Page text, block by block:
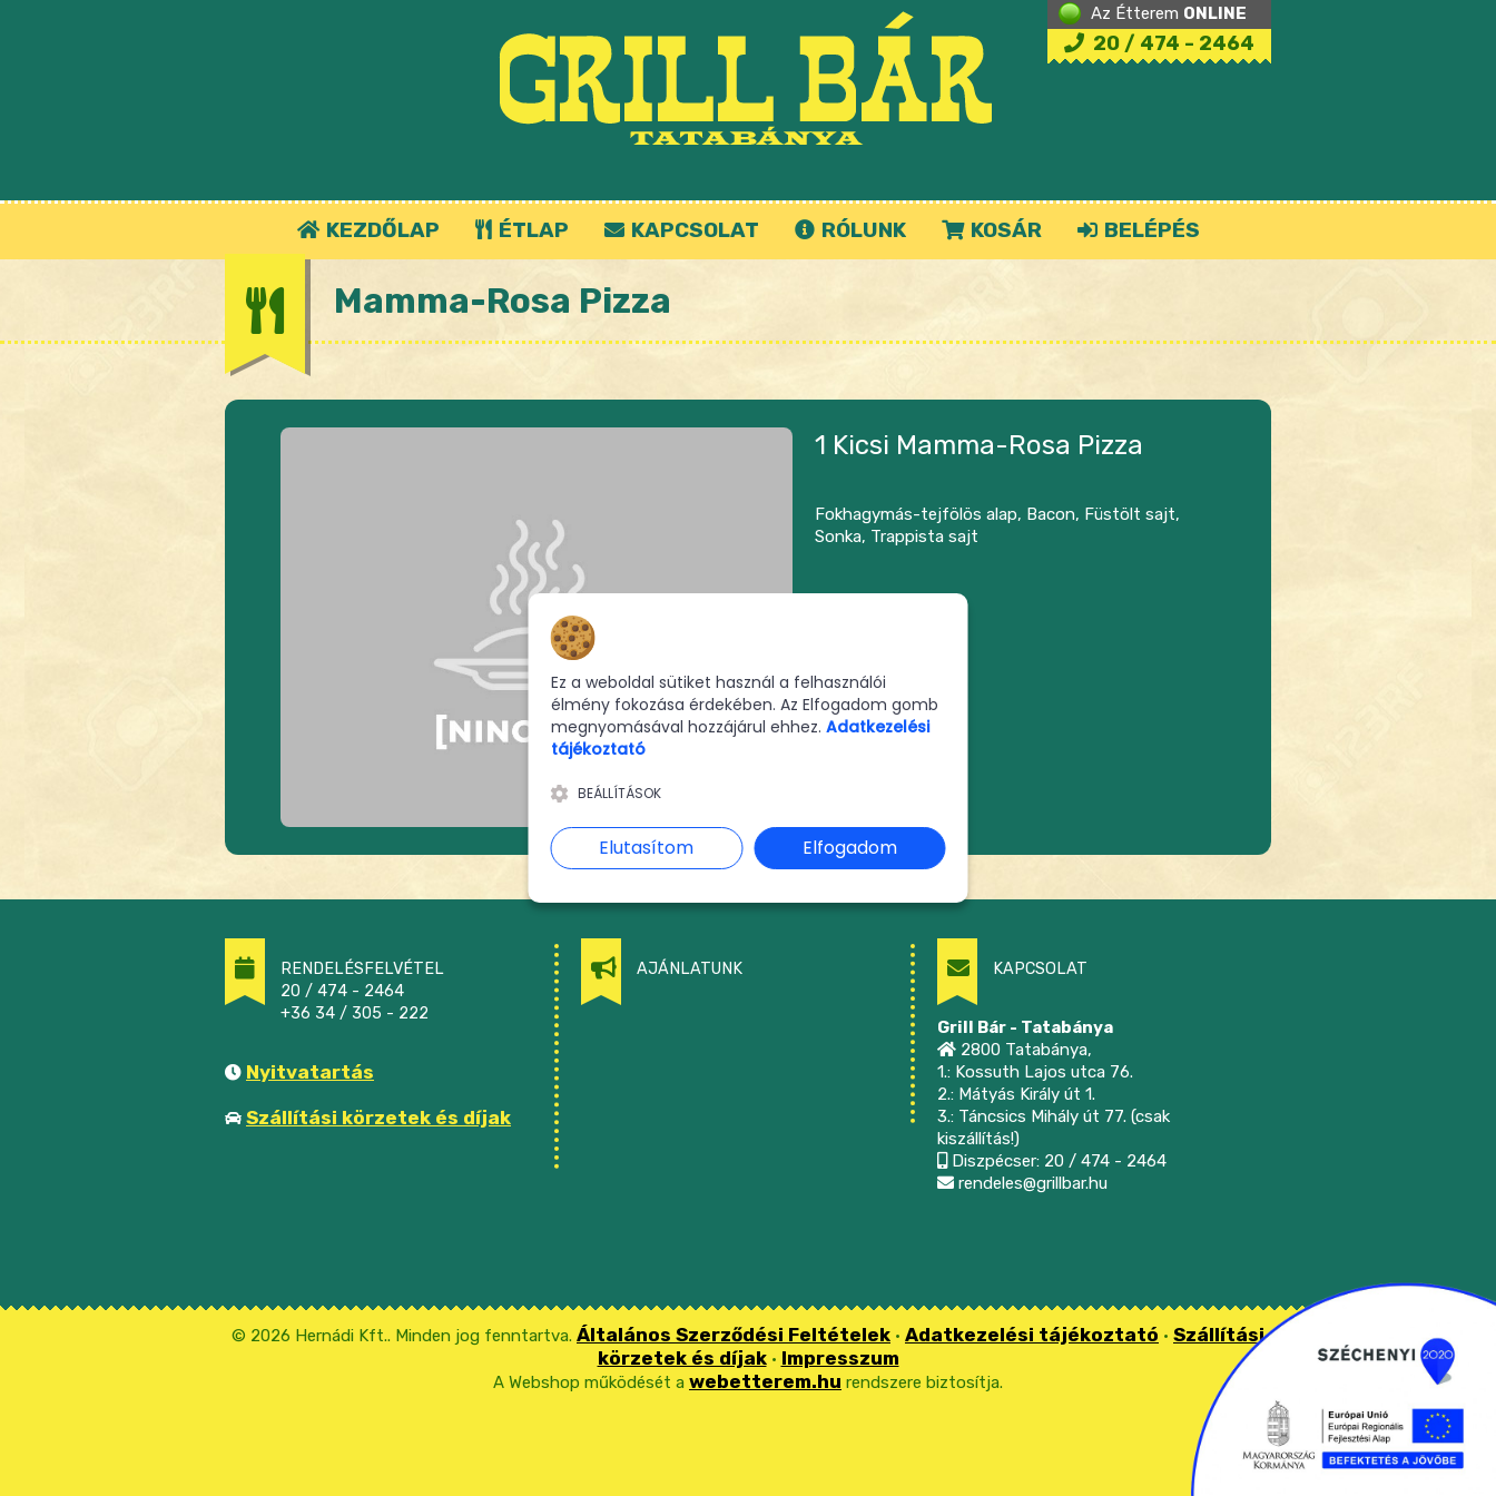
Az Étterem ONLINE
20 / 474 - 2464
KEZDŐLAP ÉTLAP KAPCSOLAT RÓLUNK KOSÁR BELÉPÉS
Mamma-Rosa Pizza
1 Kicsi Mamma-Rosa Pizza
Fokhagymás-tejfölös alap, Bacon, Füstölt sajt,
Sonka, Trappista sajt
KOSÁRBA
RENDELÉSFELVÉTEL
20 / 474 - 2464
+36 34 / 305 - 222
Nyitvatartás
Szállítási körzetek és díjak
AJÁNLATUNK KAPCSOLAT
Grill Bár - Tatabánya
2800 Tatabánya,
1.: Kossuth Lajos utca 76.
2.: Mátyás Király út 1.
3.: Táncsics Mihály út 77. (csak
kiszállítás!)
Diszpécser: 20 / 474 - 2464
rendeles@grillbar.hu
© 2026 Hernádi Kft.. Minden jog fenntartva. Általános Szerződési Feltételek • Adatkezelési tájékoztató • Szállítási
körzetek és díjak• Impresszum
A Webshop működését a webetterem.hu rendszere biztosítja.
Ez a weboldal sütiket használ a felhasználói
élmény fokozása érdekében. Az Elfogadom gomb
megnyomásával hozzájárul ehhez. Adatkezelési
tájékoztató
BEÁLLÍTÁSOK
Elutasítom Elfogadom